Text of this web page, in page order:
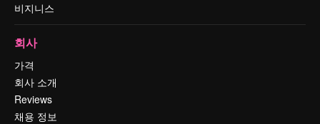
비지니스
회사
가격
회사 소개
Reviews
채용 정보